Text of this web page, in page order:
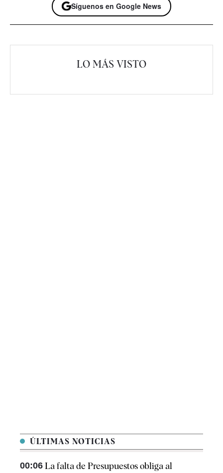
Síguenos en Google News
LO MÁS VISTO
ÚLTIMAS NOTICIAS
00:06 La falta de Presupuestos obliga al